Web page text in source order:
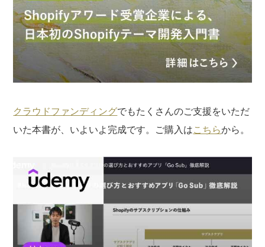
クラウドファンディングでもたくさんのご支援をいただ
いた本書が、いよいよ完成です。ご購入はこちらから。